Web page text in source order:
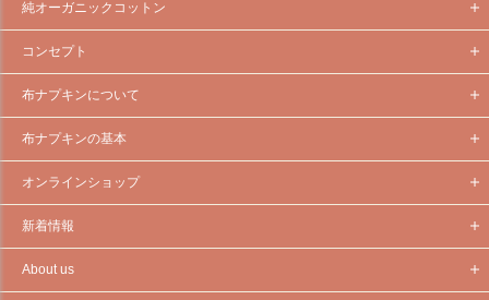
純オーガニックコットン
コンセプト
布ナプキンについて
布ナプキンの基本
オンラインショップ
新着情報
About us